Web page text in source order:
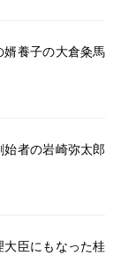
養子の大倉粂馬
者の岩崎弥太郎
臣にもなった桂